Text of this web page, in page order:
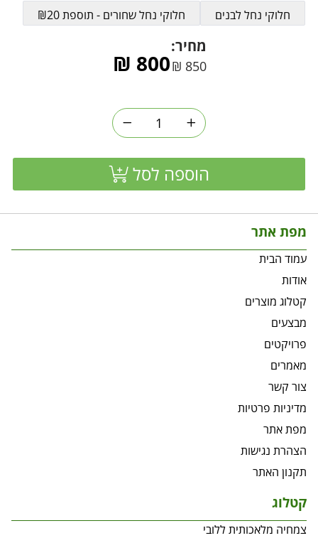
חלוקי נחל לבנים חלוקי נחל שחורים - תוספת ₪20
מחיר:
850
₪
800
₪
הוספה לסל
מפת אתר
עמוד הבית
אודות
קטלוג מוצרים
מבצעים
פרויקטים
מאמרים
צור קשר
מדיניות פרטיות
מפת אתר
הצהרת נגישות
תקנון האתר
קטלוג
צמחיה מלאכותית ללובי